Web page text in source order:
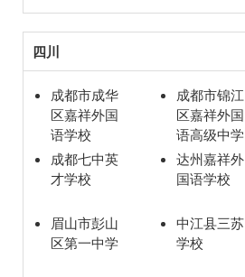
四川
成都市成华
区嘉祥外国
语学校
成都市锦江
区嘉祥外国
语高级中学
成都七中英
才学校
达州嘉祥外
国语学校
眉山市彭山
区第一中学
中江县三苏
学校